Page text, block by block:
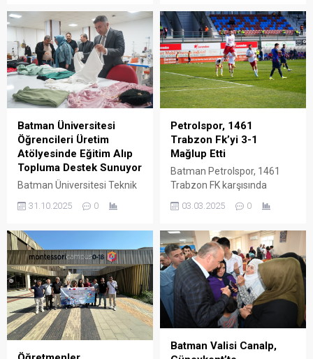
Alanı projesi için çivi çakma
töreni düzenlendi.
tüm kademeleriyle
mahallelere indi.
Batman Üniversitesi
Öğrencileri Üretim
Atölyesinde Eğitim Alıp
Topluma Destek Sunuyor
Batman Üniversitesi Teknik
Bilimler Meslek Yüksekokulu
Giyim Teknolojisi Programı
de uygulamalı eğitimlerle
sektöre hazırlanıyor. Giyim
Üretim Atölyesinde
yürütülen çalışmalar,
öğrencilerin mesleki
becerilerini geliştirmelerine
katkı sağlıyor.
31.10.2025 0
Petrolspor, 1461
Trabzon Fk’yi 3-1
Mağlup Etti
Batman Petrolspor, 1461
Trabzon FK karşısında
geriye düştüğü maçı 3-1
kazanarak şampiyonluk
aldı. Bu sonuçla lider Sarıyer
ile puan farkını 2’ye indirdi.
03.03.2025 0
Batman Valisi Canalp,